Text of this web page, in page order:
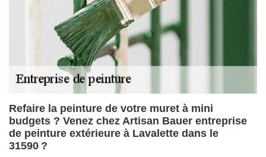
Refaire la peinture de votre muret à mini
budgets ? Venez chez Artisan Bauer entreprise
de peinture extérieure à Lavalette dans le
31590 ?